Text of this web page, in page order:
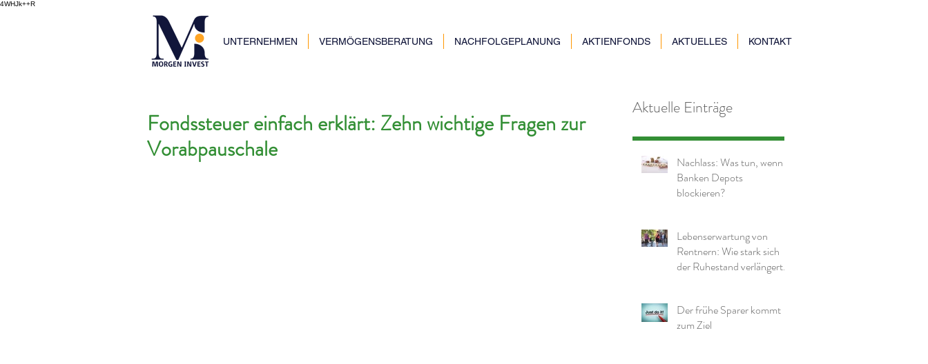
4WHJk++R
UNTERNEHMEN VERMÖGENSBERATUNG NACHFOLGEPLANUNG AKTIENFONDS AKTUELLES KONTAKT
Fondssteuer einfach erklärt: Zehn wichtige Fragen zur
Vorabpauschale
Aktuelle Einträge
Nachlass: Was tun, wenn
Banken Depots
blockieren?
Lebenserwartung von
Rentnern: Wie stark sich
der Ruhestand verlängert
Der frühe Sparer kommt
zum Ziel